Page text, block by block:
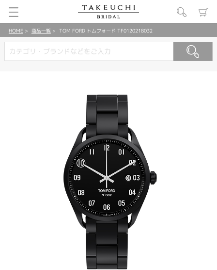
HOME 商品一覧 TOM FORD トムフォード TF0120218032